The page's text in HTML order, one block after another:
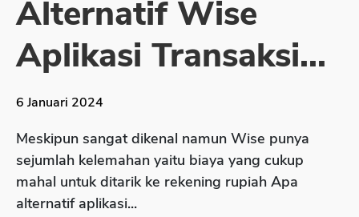
Sekuritas Saham
Bank Digital
Crypto
Assets Crypto
Exchange
Asuransi
Asuransi Jiwa
Alternatif Wise
Aplikasi Transaksi...
6 Januari 2024
Meskipun sangat dikenal namun Wise punya
sejumlah kelemahan yaitu biaya yang cukup
mahal untuk ditarik ke rekening rupiah Apa
alternatif aplikasi...